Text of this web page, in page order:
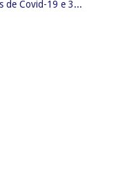
de Covid-19 e 3...